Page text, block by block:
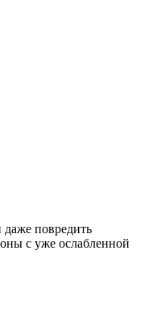
даже повредить
с уже ослабленной